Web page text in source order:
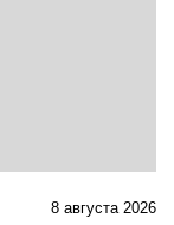
8 августа 2026